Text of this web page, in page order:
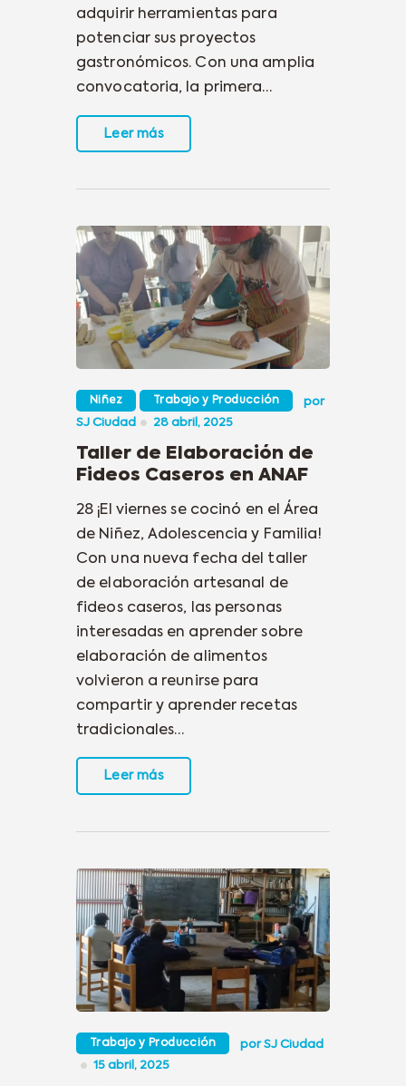
adquirir herramientas para
potenciar sus proyectos
gastronómicos. Con una amplia
convocatoria, la primera…
Leer más
Niñez Trabajo y Producción
por
SJ Ciudad
28 abril, 2025
Taller de Elaboración de
Fideos Caseros en ANAF
28 ¡El viernes se cocinó en el Área
de Niñez, Adolescencia y Familia!
Con una nueva fecha del taller
de elaboración artesanal de
fideos caseros, las personas
interesadas en aprender sobre
elaboración de alimentos
volvieron a reunirse para
compartir y aprender recetas
tradicionales…
Leer más
Trabajo y Producción porSJ Ciudad
15 abril, 2025